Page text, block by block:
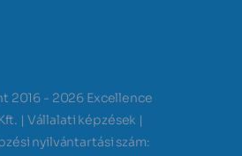
2016 - 2026 Excellence
| Vállalati képzések |
nyilvántartási szám: